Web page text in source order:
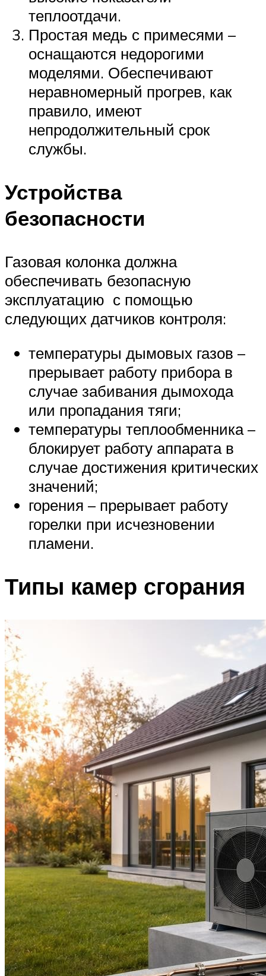
теплоотдачи.
Простая медь с примесями –
оснащаются недорогими
моделями. Обеспечивают
неравномерный прогрев, как
правило, имеют
непродолжительный срок
службы.
Устройства
безопасности
Газовая колонка должна
обеспечивать безопасную
эксплуатацию с помощью
следующих датчиков контроля:
температуры дымовых газов –
прерывает работу прибора в
случае забивания дымохода
или пропадания тяги;
температуры теплообменника –
блокирует работу аппарата в
случае достижения критических
значений;
горения – прерывает работу
горелки при исчезновении
пламени.
Типы камер сгорания